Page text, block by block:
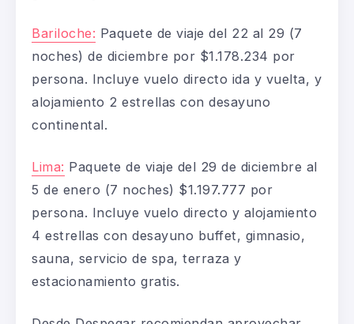
Bariloche: Paquete de viaje del 22 al 29 (7
noches) de diciembre por $1.178.234 por
persona. Incluye vuelo directo ida y vuelta, y
alojamiento 2 estrellas con desayuno
continental.
Lima: Paquete de viaje del 29 de diciembre al
5 de enero (7 noches) $1.197.777 por
persona. Incluye vuelo directo y alojamiento
4 estrellas con desayuno buffet, gimnasio,
sauna, servicio de spa, terraza y
estacionamiento gratis.